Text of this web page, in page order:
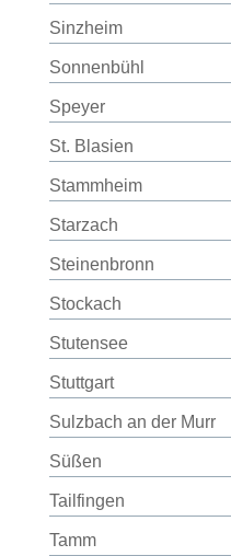
Sinzheim
Sonnenbühl
Speyer
St. Blasien
Stammheim
Starzach
Steinenbronn
Stockach
Stutensee
Stuttgart
Sulzbach an der Murr
Süßen
Tailfingen
Tamm